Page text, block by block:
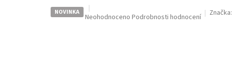
NOVINKA
Průměrné
Neohodnoceno Podrobnosti hodnocení Značka: